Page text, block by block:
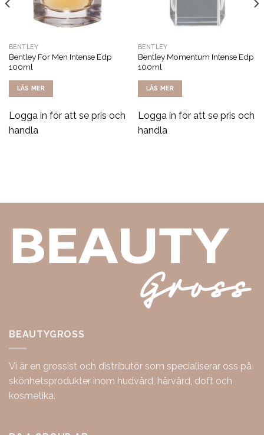
BENTLEY
Bentley For Men Intense Edp
100ml
LÄS MER
Logga in för att se pris och
handla
BENTLEY
Bentley Momentum Intense Edp
100ml
LÄS MER
Logga in för att se pris och
handla
BEAUTYGROSS
Vi är en grossist och distributör som specialiserar oss på
skönhetsprodukter inom hudvård, hårvård, doft och
kosmetika.